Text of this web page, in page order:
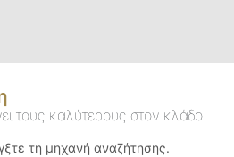
τους καλύτερους στον κλάδο
τη μηχανή αναζήτησης.